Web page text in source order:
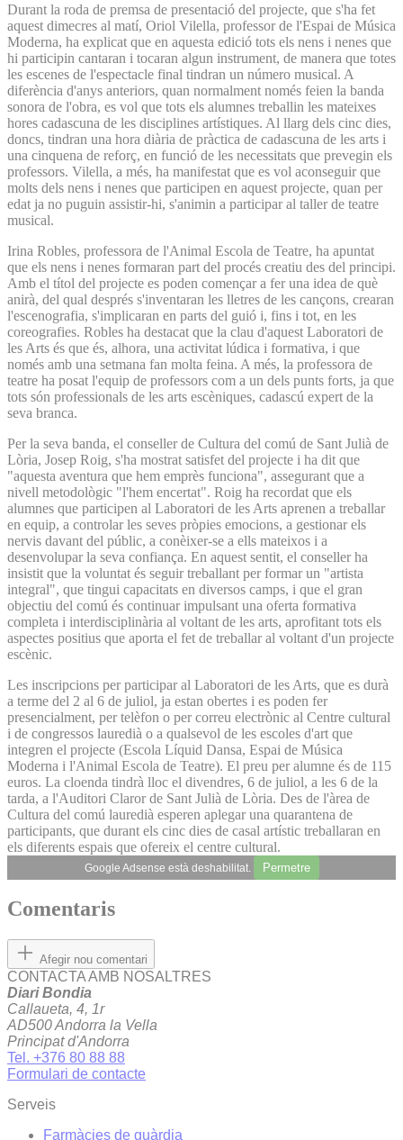
Durant la roda de premsa de presentació del projecte, que s'ha fet
aquest dimecres al matí, Oriol Vilella, professor de l'Espai de Música
Moderna, ha explicat que en aquesta edició tots els nens i nenes que
hi participin cantaran i tocaran algun instrument, de manera que totes
les escenes de l'espectacle final tindran un número musical. A
diferència d'anys anteriors, quan normalment només feien la banda
sonora de l'obra, es vol que tots els alumnes treballin les mateixes
hores cadascuna de les disciplines artístiques. Al llarg dels cinc dies,
doncs, tindran una hora diària de pràctica de cadascuna de les arts i
una cinquena de reforç, en funció de les necessitats que prevegin els
professors. Vilella, a més, ha manifestat que es vol aconseguir que
molts dels nens i nenes que participen en aquest projecte, quan per
edat ja no puguin assistir-hi, s'animin a participar al taller de teatre
musical.
Irina Robles, professora de l'Animal Escola de Teatre, ha apuntat
que els nens i nenes formaran part del procés creatiu des del principi.
Amb el títol del projecte es poden començar a fer una idea de què
anirà, del qual després s'inventaran les lletres de les cançons, crearan
l'escenografia, s'implicaran en parts del guió i, fins i tot, en les
coreografies. Robles ha destacat que la clau d'aquest Laboratori de
les Arts és que és, alhora, una activitat lúdica i formativa, i que
només amb una setmana fan molta feina. A més, la professora de
teatre ha posat l'equip de professors com a un dels punts forts, ja que
tots són professionals de les arts escèniques, cadascú expert de la
seva branca.
Per la seva banda, el conseller de Cultura del comú de Sant Julià de
Lòria, Josep Roig, s'ha mostrat satisfet del projecte i ha dit que
"aquesta aventura que hem emprès funciona", assegurant que a
nivell metodològic "l'hem encertat". Roig ha recordat que els
alumnes que participen al Laboratori de les Arts aprenen a treballar
en equip, a controlar les seves pròpies emocions, a gestionar els
nervis davant del públic, a conèixer-se a ells mateixos i a
desenvolupar la seva confiança. En aquest sentit, el conseller ha
insistit que la voluntat és seguir treballant per formar un "artista
integral", que tingui capacitats en diversos camps, i que el gran
objectiu del comú és continuar impulsant una oferta formativa
completa i interdisciplinària al voltant de les arts, aprofitant tots els
aspectes positius que aporta el fet de treballar al voltant d'un projecte
escènic.
Les inscripcions per participar al Laboratori de les Arts, que es durà
a terme del 2 al 6 de juliol, ja estan obertes i es poden fer
presencialment, per telèfon o per correu electrònic al Centre cultural
i de congressos lauredià o a qualsevol de les escoles d'art que
integren el projecte (Escola Líquid Dansa, Espai de Música
Moderna i l'Animal Escola de Teatre). El preu per alumne és de 115
euros. La cloenda tindrà lloc el divendres, 6 de juliol, a les 6 de la
tarda, a l'Auditori Claror de Sant Julià de Lòria. Des de l'àrea de
Cultura del comú lauredià esperen aplegar una quarantena de
participants, que durant els cinc dies de casal artístic treballaran en
els diferents espais que ofereix el centre cultural.
Google Adsense està deshabilitat. Permetre
Comentaris
Afegir nou comentari
CONTACTA AMB NOSALTRES
Diari Bondia
Callaueta, 4, 1r
AD500 Andorra la Vella
Principat d'Andorra
Tel. +376 80 88 88
Formulari de contacte
Serveis
Farmàcies de guàrdia